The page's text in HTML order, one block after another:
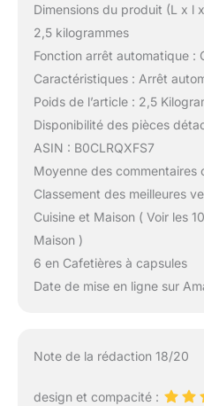
Dimensions du produit (L x l
2,5 kilogrammes
Fonction arrêt automatique :
Caractéristiques : Arrêt
Poids de l’article : 2,5
Disponibilité des pièces
ASIN : B0CLRQXFS7
Moyenne des commentaires
Classement des meilleures
Cuisine et Maison ( Voir les
Maison )
6 en Cafetières à capsules
Date de mise en ligne sur
Note de la rédaction 18/20
design et compacité :